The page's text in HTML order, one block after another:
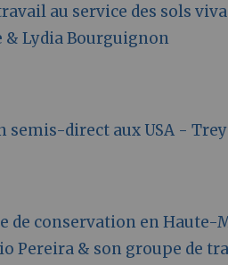
au service des sols
& Lydia Bourguignon
semis-direct aux USA -
de conservation en Haute-
Pereira & son groupe de